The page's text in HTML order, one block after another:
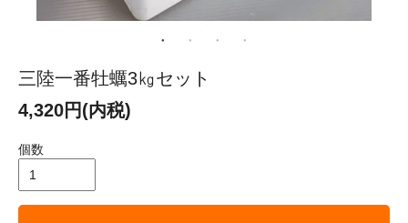
三陸一番牡蠣3㎏セット
4,320円(内税)
個数